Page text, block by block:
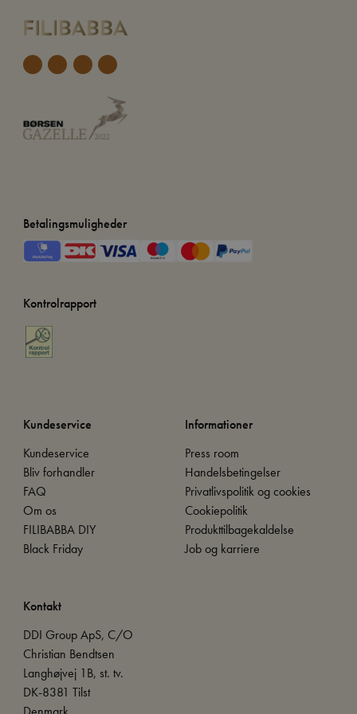
Betalingsmuligheder
Kontrolrapport
Kundeservice
Kundeservice
Bliv forhandler
FAQ
Om os
FILIBABBA DIY
Black Friday
Informationer
Press room
Handelsbetingelser
Privatlivspolitik og cookies
Cookiepolitik
Produkttilbagekaldelse
Job og karriere
Kontakt
DDI Group ApS, C/O
Christian Bendtsen
Langhøjvej 1B, st. tv.
DK-8381 Tilst